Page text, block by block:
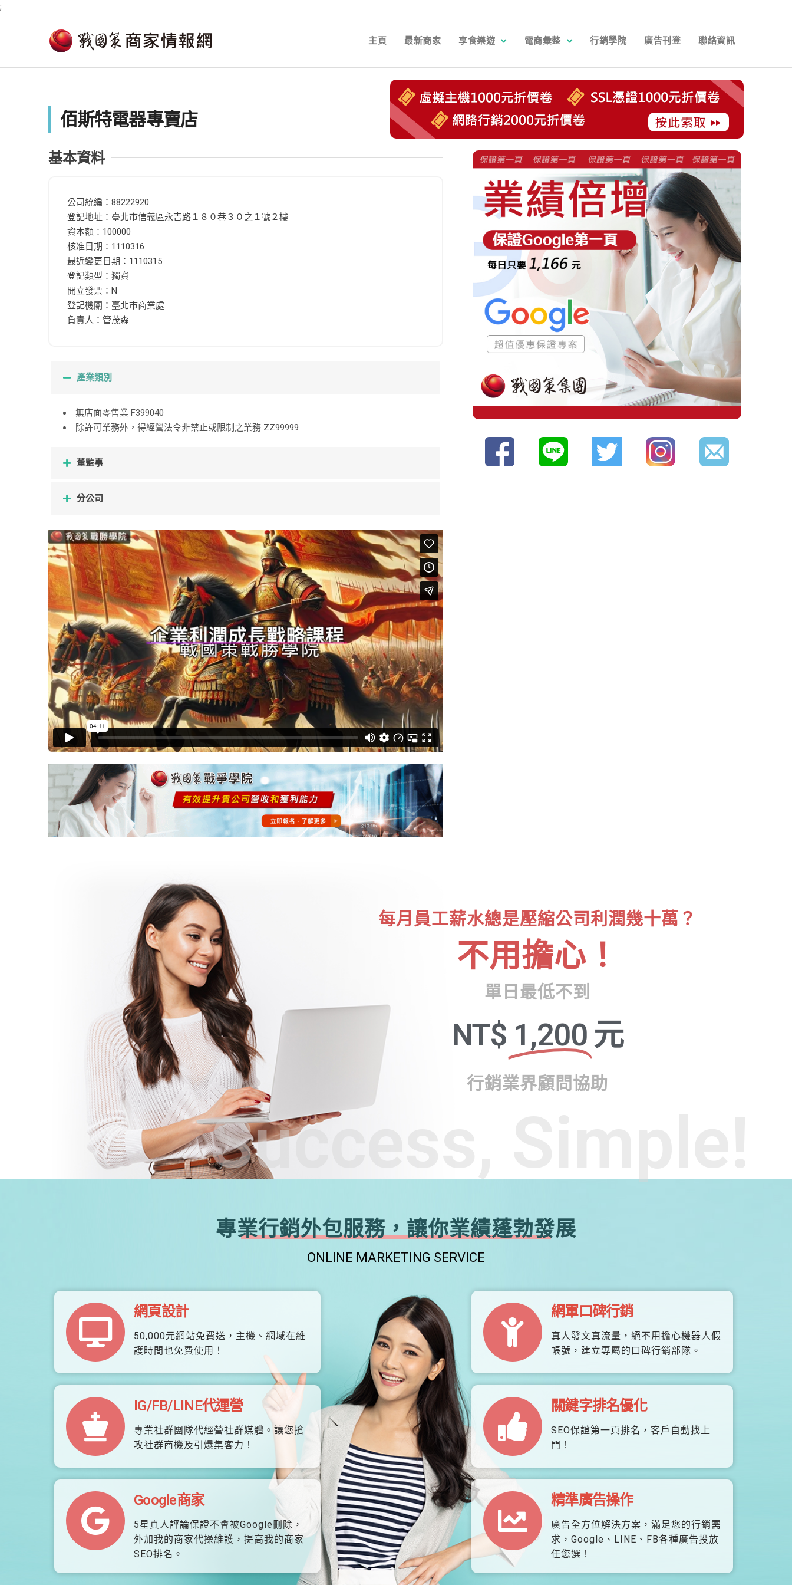
;
主頁 最新商家 享食樂遊 電商彙整 行銷學院 廣告刊登 聯絡資訊
佰斯特電器專賣店
基本資料
公司統編：88222920
登記地址：臺北市信義區永吉路１８０巷３０之１號２樓
資本額：100000
核准日期：1110316
最近變更日期：1110315
登記類型：獨資
開立發票：N
登記機關：臺北市商業處
負責人：管茂森
產業類別
無店面零售業 F399040
除許可業務外，得經營法令非禁止或限制之業務 ZZ99999
董監事
分公司
Success, Simple!
每月員工薪水總是壓縮公司利潤幾十萬？
不用擔心！
單日最低不到
NT$ 1,200 元
行銷業界顧問協助
專業行銷外包服務，讓你業績蓬勃發展
ONLINE MARKETING SERVICE
網頁設計
50,000元網站免費送，主機、網域在維
護時間也免費使用！
IG/FB/LINE代運營
專業社群團隊代經營社群媒體。讓您搶
攻社群商機及引爆集客力！
Google商家
5星真人評論保證不會被Google刪除，
外加我的商家代操維護，提高我的商家
SEO排名。
網軍口碑行銷
真人發文真流量，絕不用擔心機器人假
帳號，建立專屬的口碑行銷部隊。
關鍵字排名優化
SEO保證第一頁排名，客戶自動找上
門！
精準廣告操作
廣告全方位解決方案，滿足您的行銷需
求，Google、LINE、FB各種廣告投放
任您選！